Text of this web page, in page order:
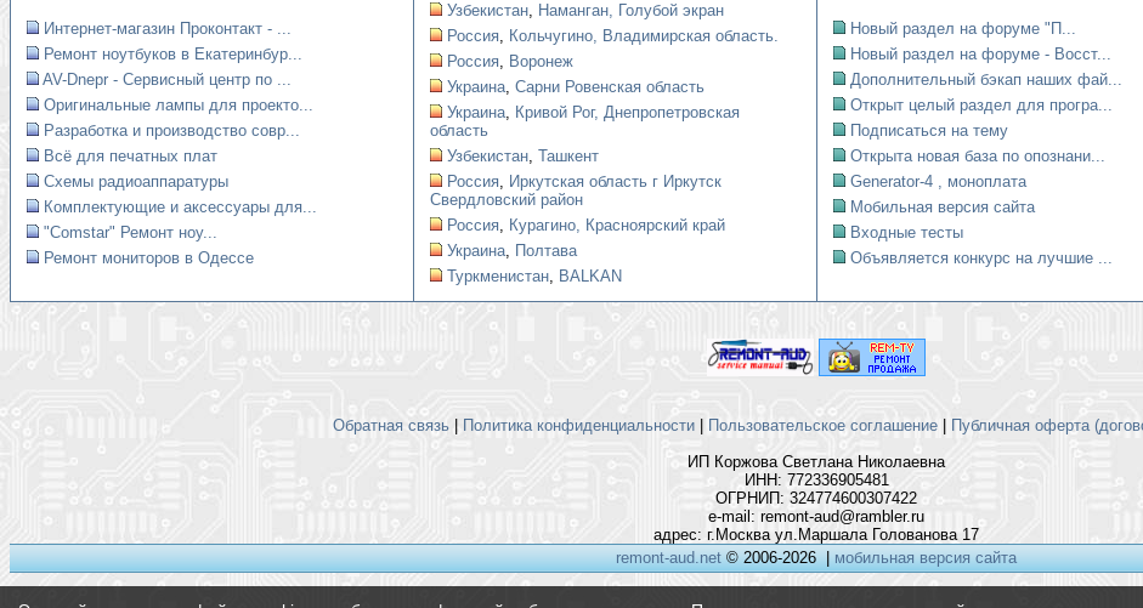
Интернет-магазин Проконтакт - ...
Ремонт ноутбуков в Екатеринбур...
AV-Dnepr - Сервисный центр по ...
Оригинальные лампы для проекто...
Разработка и производство совр...
Всё для печатных плат
Схемы радиоаппаратуры
Комплектующие и аксессуары для...
"Comstar" Ремонт ноу...
Ремонт мониторов в Одессе
Узбекистан, Наманган, Голубой экран
Россия, Кольчугино, Владимирская область.
Россия, Воронеж
Украина, Сарни Ровенская область
Украина, Кривой Рог, Днепропетровская
область
Узбекистан, Ташкент
Россия, Иркутская область г Иркутск
Свердловский район
Россия, Курагино, Красноярский край
Украина, Полтава
Туркменистан, BALKAN
Новый раздел на форуме "П...
Новый раздел на форуме - Восст...
Дополнительный бэкап наших фай...
Открыт целый раздел для програ...
Подписаться на тему
Открыта новая база по опознани...
Generator-4 , моноплата
Мобильная версия сайта
Входные тесты
Объявляется конкурс на лучшие ...
Обратная связь| Политика конфиденциальности| Пользовательское соглашение|
Публичная оферта
ИП Коржова Светлана Николаевна
ИНН: 772336905481
ОГРНИП: 324774600307422
e-mail: remont-aud@rambler.ru
адрес: г.Москва ул.Маршала Голованова 17
remont-aud.net© 2006-2026 |мобильная версия сайта